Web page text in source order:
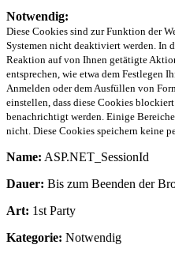
Notwendig:
Diese Cookies sind zur Funktion der
Systemen nicht deaktiviert werden. In
Reaktion auf von Ihnen getätigte
entsprechen, wie etwa dem Festlegen
Anmelden oder dem Ausfüllen von
einstellen, dass diese Cookies
benachrichtigt werden. Einige
nicht. Diese Cookies speichern keine
Name: ASP.NET_SessionId
Dauer: Bis zum Beenden der
Art: 1st Party
Kategorie: Notwendig